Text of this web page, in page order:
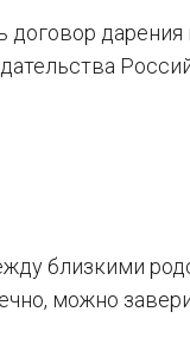
дарения
близкими
можно